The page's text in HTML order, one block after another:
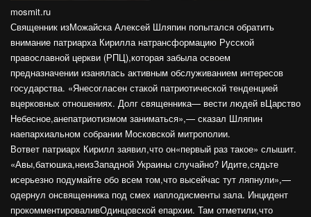
mosmit.ru
Священник изМожайска Алексей Шляпин попытался обратить
внимание патриарха Кирилла натрансформацию Русской
православной церкви (РПЦ),которая забыла освоем
предназначении изанялась активным обслуживанием интересов
государства. «Янесогласен стакой патриотической тенденцией
вцерковных отношениях. Долг священника— вести людей вЦарство
Небесное,анепатриотизмом заниматься»,— сказал Шляпин
наепархиальном собрании Московской митрополии.
Вответ патриарх Кирилл заявил,что он«первый раз такое» слышит.
«Авы,батюшка,неизЗападной Украины случайно? Идите,сядьте
исерьезно подумайте обо всем том,что высейчас тут ляпнули»,—
одернул онсвященника под смех иаплодисменты зала. Инцидент
прокомментироваливОдинцовской епархии. Там отметили,что